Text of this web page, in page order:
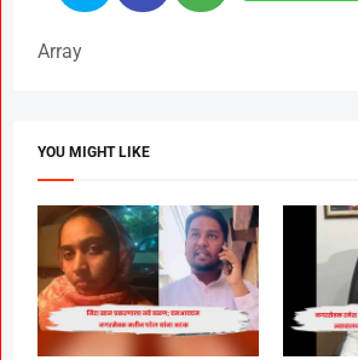
Array
YOU MIGHT LIKE